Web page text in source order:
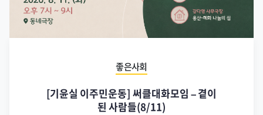
좋은사회
[기윤실 이주민운동] 써클대화모임 – 곁이
된 사람들(8/11)